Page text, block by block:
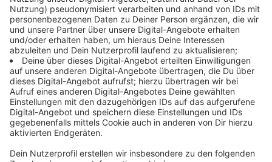
Waldbesitzer müssen auf den Klimawandel
reagieren
Anzeige
Die Waldbesitzer verpflichten sich in Zukunft
Mischwälder anzupflanzen - statt wie bisher vor allem
Monokulturen. Je besser die Wälder durchmischt sind,
desto besser können sie dem Klimawandel